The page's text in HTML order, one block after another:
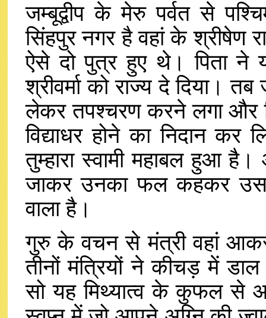
जम्बूद्वीप के मेरु पर्वत से
सिंहपुर नगर है वहां के श्रीषेण
ऐसे दो पुत्र हुए थे। पिता ने
श्रीवर्मा को राज्य दे दिया।
लेकर तपश्चरण करने लगा और
विद्याधर होने का निदान
तुम्हारा स्वामी महाबल हुआ
जाकर उनका फल कहकर
वाला है।
गुरु के वचन से मंत्री वहां
तीनों मंत्रियों ने कीचड़ में
सो यह मिथ्यात्व के कुफल से